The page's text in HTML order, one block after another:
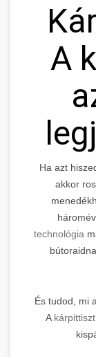
A
Ha azt
akkor
technológia
És tudod, mi
A